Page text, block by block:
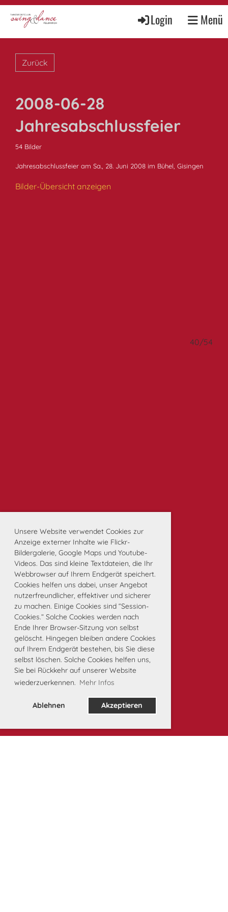
Unsere Website verwendet Cookies zur
Anzeige externer Inhalte wie Flickr-
Bildergalerie, Google Maps und Youtube-
Videos. Das sind kleine Textdateien, die Ihr
Webbrowser auf Ihrem Endgerät speichert.
Cookies helfen uns dabei, unser Angebot
nutzerfreundlicher, effektiver und sicherer
zu machen. Einige Cookies sind “Session-
Cookies.” Solche Cookies werden nach
Ende Ihrer Browser-Sitzung von selbst
gelöscht. Hingegen bleiben andere Cookies
auf Ihrem Endgerät bestehen, bis Sie diese
selbst löschen. Solche Cookies helfen uns,
Sie bei Rückkehr auf unserer Website
wiederzuerkennen. Mehr Infos
Ablehnen Akzeptieren
Login Menü
Zurück
2008-06-28
Jahresabschlussfeier
54 Bilder
Jahresabschlussfeier am Sa., 28. Juni 2008 im Bühel, Gisingen
Bilder-Übersicht anzeigen
40/54